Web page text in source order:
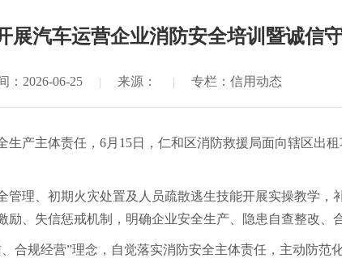
展汽车运营企业消防安全培训暨诚信
：2026-06-25 | 来源： | 专栏：信用动态
主体责任，6月15日，仁和区消防救援局面向辖区出租
、初期火灾处置及人员疏散逃生技能开展实操教学，
、失信惩戒机制，明确企业安全生产、隐患自查整改、
规经营”理念，自觉落实消防安全主体责任，主动防范